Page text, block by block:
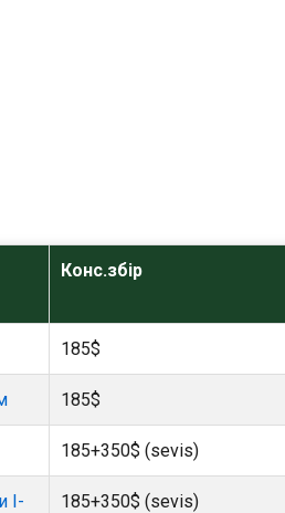
Конс.збір
185$
185$
185+350$ (sevis)
I-
185+350$ (sevis)